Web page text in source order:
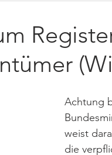
Finanzamt
Achtung
weist
die